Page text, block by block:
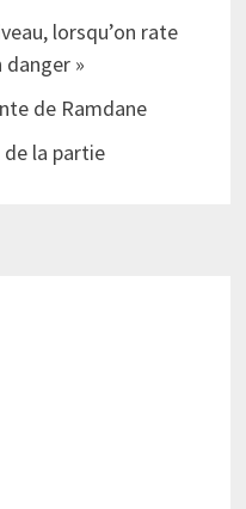
lorsqu’on rate
»
de Ramdane
la partie